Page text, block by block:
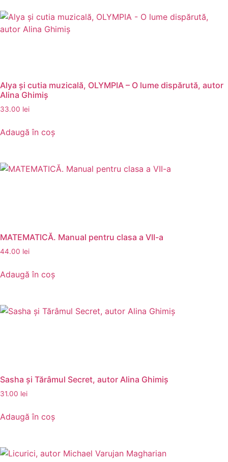
Alya şi cutia muzicală, OLYMPIA – O lume dispărută, autor
Alina Ghimiș
33.00 lei
Adaugă în coș
MATEMATICĂ. Manual pentru clasa a VII-a
44.00 lei
Adaugă în coș
Sasha și Tărâmul Secret, autor Alina Ghimiș
31.00 lei
Adaugă în coș